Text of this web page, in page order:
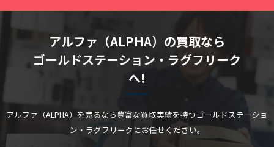
アルファ（ALPHA）の買取なら
ゴールドステーション・ラグフリーク
へ!
アルファ（ALPHA）を売るなら豊富な買取実績を持つゴールドステーショ
ン・ラグフリークにお任せください。